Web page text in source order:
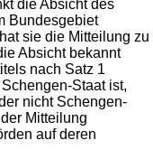
die Absicht des
Bundesgebiet
sie die Mitteilung zu
Absicht bekannt
nach Satz 1
Staat ist,
nicht Schengen-
Mitteilung
auf deren